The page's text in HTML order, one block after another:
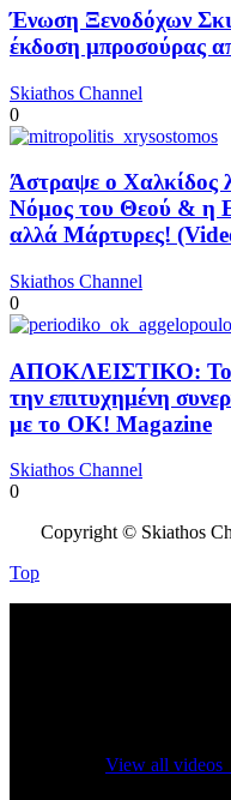
Ένωση Ξενοδόχων
έκδοση μπροσούρας
Skiathos Channel
0
Άστραψε ο Χαλκίδος
Νόμος του Θεού & η
αλλά Μάρτυρες!
Skiathos Channel
0
ΑΠΟΚΛΕΙΣΤΙΚΟ: Το
την επιτυχημένη
με το OK! Magazine
Skiathos Channel
0
Copyright © Skiathos
Top
View all videos